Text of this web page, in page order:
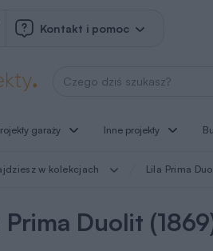
Kontakt i pomoc
Wyszukaj projekt
garaży Inne projekty
w kolekcjach Lila Prima
Prima Duolit